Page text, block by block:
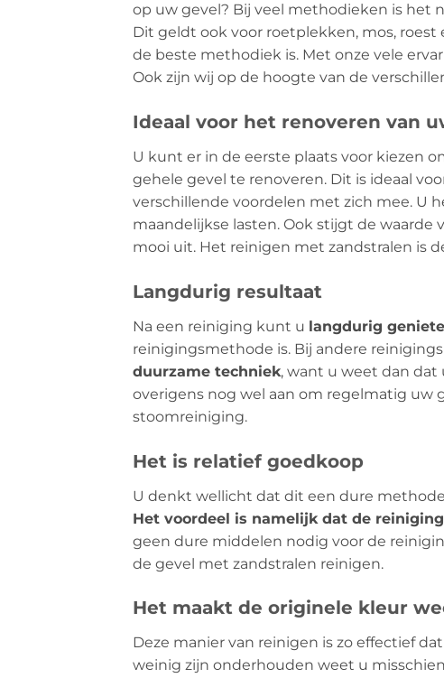
op uw gevel? Bij veel methodieken is het
Dit geldt ook voor roetplekken, mos, roest
de beste methodiek is. Met onze vele
Ook zijn wij op de hoogte van de
Ideaal voor het renoveren van
U kunt er in de eerste plaats voor kiezen
gehele gevel te renoveren. Dit is ideaal
verschillende voordelen met zich mee. U
maandelijkse lasten. Ook stijgt de
mooi uit. Het reinigen met zandstralen is
Langdurig resultaat
Na een reiniging kunt u langdurig
reinigingsmethode is. Bij andere
duurzame techniek, want u weet dan dat
overigens nog wel aan om regelmatig uw
stoomreiniging.
Het is relatief goedkoop
U denkt wellicht dat dit een dure
Het voordeel is namelijk dat de
geen dure middelen nodig voor de
de gevel met zandstralen reinigen.
Het maakt de originele kleur
Deze manier van reinigen is zo effectief
weinig zijn onderhouden weet u